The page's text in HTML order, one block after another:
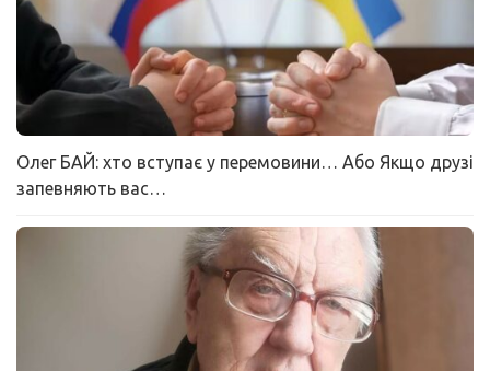
Олег БАЙ: хто вступає у перемовини… Або Якщо друзі
запевняють вас…